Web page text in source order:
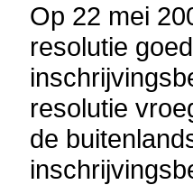
Op 22 mei
resolutie
resolutie
de